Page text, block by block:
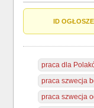
ID
praca dla
praca szwecja
praca szwecja